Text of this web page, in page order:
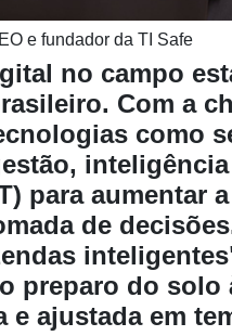
e fundador da TI Safe
no campo
Com a
como
para aumentar
de
preparo do
e ajustada em